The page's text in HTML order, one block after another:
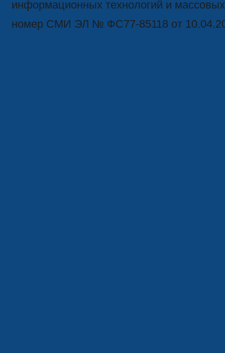
информационных технологий и
номер СМИ ЭЛ № ФС77-85118 от